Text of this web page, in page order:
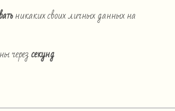
никаких своих личных данных на
черезсекунд